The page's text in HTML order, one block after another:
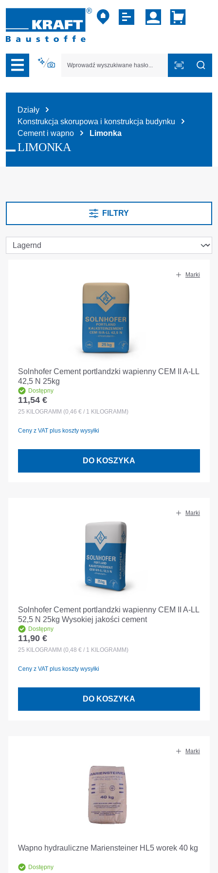
do nawigacji na platformie B2B
Działy
Konstrukcja skorupowa i konstrukcja budynku
Cement i wapno
Limonka
LIMONKA
FILTRY
Marki
Solnhofer Cement portlandzki wapienny CEM II A-LL
42,5 N 25kg
Dostępny
Cena regularna:
11,54 €
25 KILOGRAMM (0,46 € / 1 KILOGRAMM)
Ceny z VAT plus koszty wysyłki
DO KOSZYKA
Marki
Solnhofer Cement portlandzki wapienny CEM II A-LL
52,5 N 25kg Wysokiej jakości cement
Dostępny
Cena regularna:
11,90 €
25 KILOGRAMM (0,48 € / 1 KILOGRAMM)
Ceny z VAT plus koszty wysyłki
DO KOSZYKA
Marki
Wapno hydrauliczne Mariensteiner HL5 worek 40 kg
Dostępny